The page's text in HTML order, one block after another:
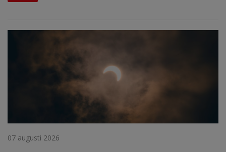
07 augusti 2026